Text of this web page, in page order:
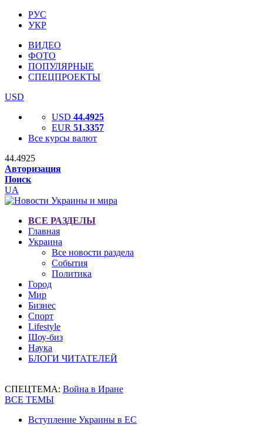
РУС
УКР
ВИДЕО
ФОТО
ПОПУЛЯРНЫЕ
СПЕЦПРОЕКТЫ
USD
USD 44.4925
EUR 51.3357
Все курсы валют
44.4925
Авторизация
Поиск
UA
ВСЕ РАЗДЕЛЫ
Главная
Украина
Все новости раздела
События
Политика
Город
Мир
Бизнес
Спорт
Lifestyle
Шоу-биз
Наука
БЛОГИ ЧИТАТЕЛЕЙ
СПЕЦТЕМА: Война в Иране
ВСЕ ТЕМЫ
Вступление Украины в ЕС